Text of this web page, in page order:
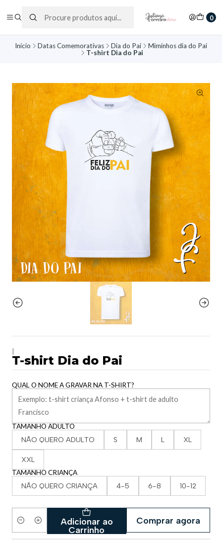
0
Início Datas Comemorativas Dia do Pai
Miminhos dia do Pai
T-shirt Dia do Pai
T-shirt Dia do Pai
QUAL O NOME A GRAVAR NA T-SHIRT?
TAMANHO ADULTO
NÃO QUERO ADULTO S M L XL
XXL
TAMANHO CRIANÇA
NÃO QUERO CRIANÇA 4-5 6-8 10-12
Quantidade
Adicionar ao
Carrinho
Comprar agora